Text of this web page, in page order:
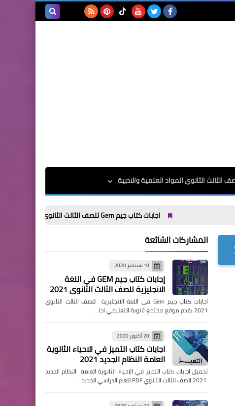
الثالث الثانوي المواد العلمية والادبية
اجابات كتاب جيم Gem للصف الثالث الثانوى الترم الاول 2025
المشاركات الشائعة
10 سبتمبر 2020
إجابات كتاب جيم GEM في اللغة
الانجليزية للصف الثالث الثانوي 2021
اجابات كتاب جيم Gem فى اللغة الانجليزية للصف الثالث الثانوي
2021 يقدم موقع مجتمع ثانوية التعليمي اجا…
20 أكتوبر 2020
اجابات كتاب التميز في الاحياء الثانوية
العامة النظام الجديد 2021
تحميل اجابات كتاب التميز في الاحياء الثانوية العامة النظام الجديد